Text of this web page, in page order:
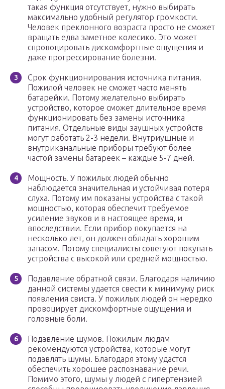
такая функция отсутствует, нужно выбирать
максимально удобный регулятор громкости.
Человек преклонного возраста просто не сможет
вращать едва заметное колесико. Это может
спровоцировать дискомфортные ощущения и
даже прогрессирование болезни.
Срок функционирования источника питания.
Пожилой человек не сможет часто менять
батарейки. Потому желательно выбирать
устройство, которое сможет длительное время
функционировать без замены источника
питания. Отдельные виды заушных устройств
могут работать 2-3 недели. Внутриушные и
внутриканальные приборы требуют более
частой замены батареек – каждые 5-7 дней.
Мощность. У пожилых людей обычно
наблюдается значительная и устойчивая потеря
слуха. Потому им показаны устройства с такой
мощностью, которая обеспечит требуемое
усиление звуков и в настоящее время, и
впоследствии. Если прибор покупается на
несколько лет, он должен обладать хорошим
запасом. Потому специалисты советуют покупать
устройства с высокой или средней мощностью.
Подавление обратной связи. Благодаря наличию
данной системы удается свести к минимуму риск
появления свиста. У пожилых людей он нередко
провоцирует дискомфортные ощущения и
головные боли.
Подавление шумов. Пожилым людям
рекомендуются устройства, которые могут
подавлять шумы. Благодаря этому удастся
обеспечить хорошее распознавание речи.
Помимо этого, шумы у людей с гипертензией